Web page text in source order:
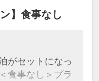
】食事なし
がセットになっ
食事なし＞プラ